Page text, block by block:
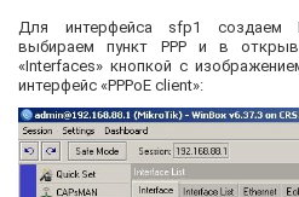
Для интерфейса sfp1 создаем
выбираем пункт PPP и в
«Interfaces» кнопкой с
интерфейс «PPPoE client»: